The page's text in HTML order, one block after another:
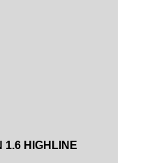
1.6 HIGHLINE